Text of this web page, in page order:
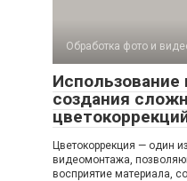
Обработка фото и
создания
Цветокоррекция — один
видеомонтажа,
восприятие материала,